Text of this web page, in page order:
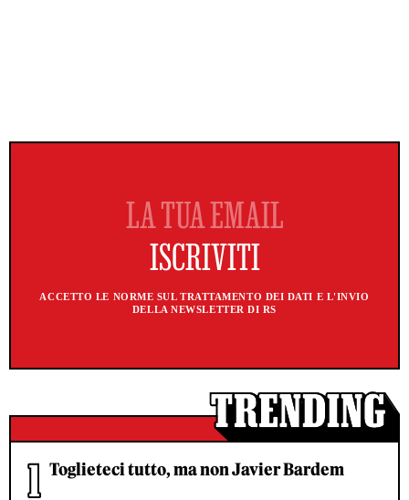
ACCETTO LE NORME SUL TRATTAMENTO DEI DATI E L'INVIO
DELLA NEWSLETTER DI RS
Toglieteci tutto, ma non Javier Bardem